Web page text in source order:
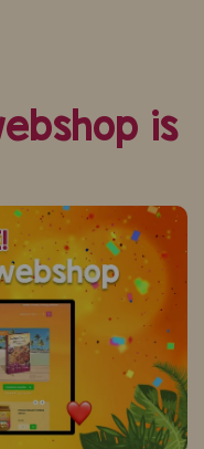
Mijn Kookboek.
is